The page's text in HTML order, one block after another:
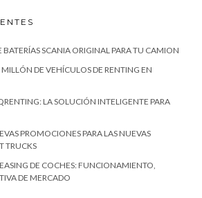
BATERÍAS SCANIA ORIGINAL PARA TU CAMION
DE VEHÍCULOS DE RENTING EN
LA SOLUCIÓN INTELIGENTE PARA
PROMOCIONES PARA LAS NUEVAS
TRUCKS
DE COCHES: FUNCIONAMIENTO,
DE MERCADO